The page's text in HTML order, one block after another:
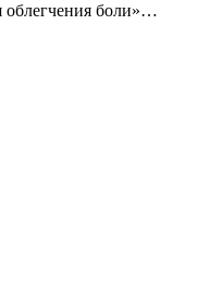
облегчения боли»…